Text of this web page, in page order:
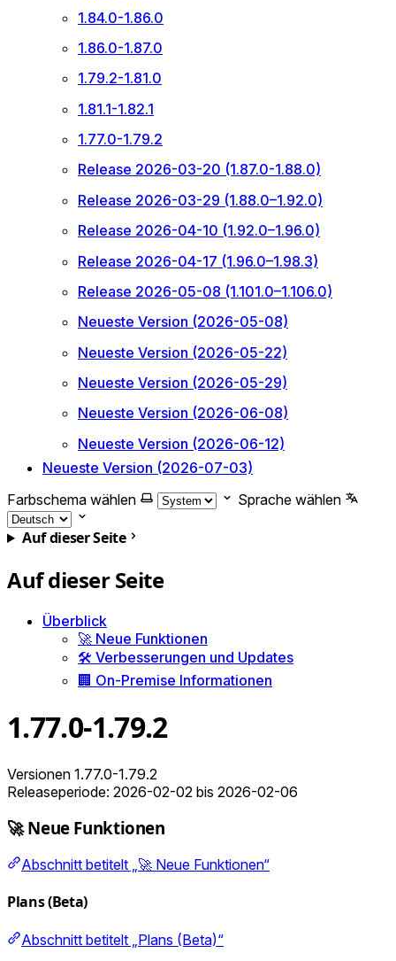
1.84.0-1.86.0
1.86.0-1.87.0
1.79.2-1.81.0
1.81.1-1.82.1
1.77.0-1.79.2
Release 2026-03-20 (1.87.0-1.88.0)
Release 2026-03-29 (1.88.0–1.92.0)
Release 2026-04-10 (1.92.0–1.96.0)
Release 2026-04-17 (1.96.0–1.98.3)
Release 2026-05-08 (1.101.0–1.106.0)
Neueste Version (2026-05-08)
Neueste Version (2026-05-22)
Neueste Version (2026-05-29)
Neueste Version (2026-06-08)
Neueste Version (2026-06-12)
Neueste Version (2026-07-03)
Farbschema wählen
Sprache wählen
Auf dieser Seite
Auf dieser Seite
Überblick
🚀 Neue Funktionen
🛠️ Verbesserungen und Updates
🏢 On-Premise Informationen
1.77.0-1.79.2
Versionen 1.77.0-1.79.2
Releaseperiode: 2026-02-02 bis 2026-02-06
🚀 Neue Funktionen
Abschnitt betitelt „🚀 Neue Funktionen“
Plans (Beta)
Abschnitt betitelt „Plans (Beta)“